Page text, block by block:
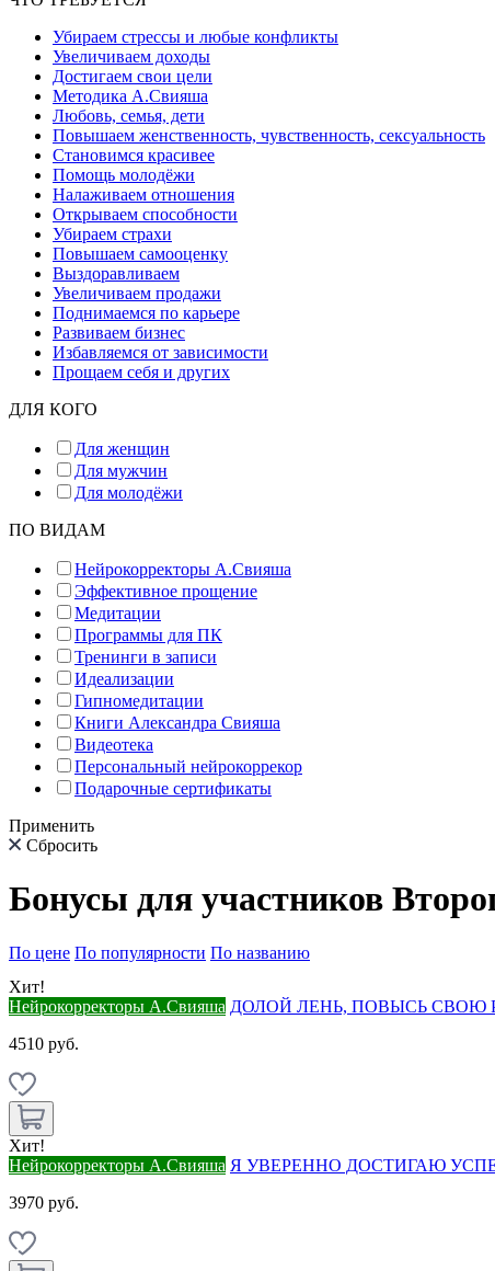
Убираем стрессы и любые конфликты
Увеличиваем доходы
Достигаем свои цели
Методика А.Свияша
Любовь, семья, дети
Повышаем женственность, чувственность, сексуальность
Становимся красивее
Помощь молодёжи
Налаживаем отношения
Открываем способности
Убираем страхи
Повышаем самооценку
Выздоравливаем
Увеличиваем продажи
Поднимаемся по карьере
Развиваем бизнес
Избавляемся от зависимости
Прощаем себя и других
ДЛЯ КОГО
Для женщин
Для мужчин
Для молодёжи
ПО ВИДАМ
Нейрокорректоры А.Свияша
Эффективное прощение
Медитации
Программы для ПК
Тренинги в записи
Идеализации
Гипномедитации
Книги Александра Свияша
Видеотека
Персональный нейрокоррекор
Подарочные сертификаты
Применить
Сбросить
Бонусы для участников
По цене По популярности По названию
Хит!
Нейрокорректоры А.Свияша ДОЛОЙ ЛЕНЬ, ПОВЫСЬ СВОЮ
4510 руб.
Хит!
Нейрокорректоры А.Свияша Я УВЕРЕННО ДОСТИГАЮ
3970 руб.